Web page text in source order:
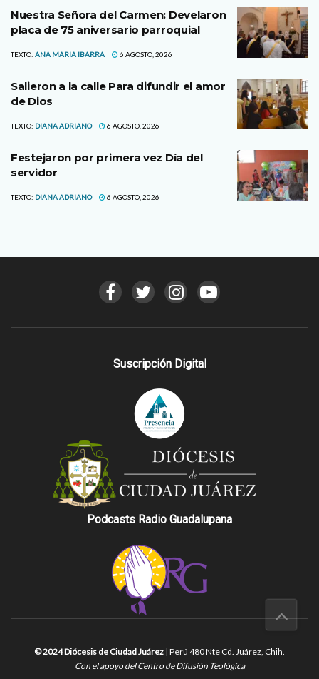
Nuestra Señora del Carmen: Develaron
placa de 75 aniversario parroquial
TEXTO: ANA MARIA IBARRA 6 AGOSTO, 2026
Salieron a la calle Para difundir el amor
de Dios
TEXTO: DIANA ADRIANO 6 AGOSTO, 2026
Festejaron por primera vez Día del
servidor
TEXTO: DIANA ADRIANO 6 AGOSTO, 2026
Suscripción Digital
Podcasts Radio Guadalupana
© 2024 Diócesis de Ciudad Juárez | Perú 480 Nte Cd. Juárez, Chih.
Con el apoyo del Centro de Difusión Teológica